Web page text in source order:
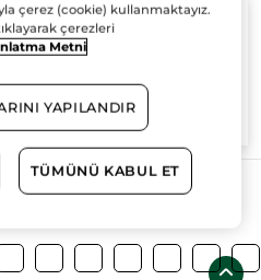
bitkisel
tarım sahası
Keşfedin!
çerez (cookie) kullanmaktayız.
çerezleri
Metni
YAPILANDIR
TÜMÜNÜ KABUL ET